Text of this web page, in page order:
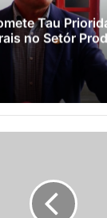
Ajuda
Autór
Iha